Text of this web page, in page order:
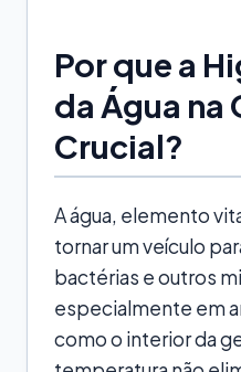
Por que a
da Água na
Crucial?
A água, elemento
tornar um veículo
bactérias e outros
especialmente em
como o interior da